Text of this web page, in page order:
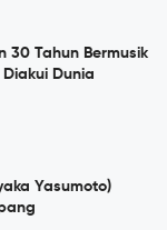
30 Tahun Bermusik
Dunia
Yasumoto)